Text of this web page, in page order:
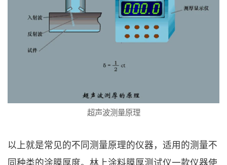
超声波测量原理
以上就是常见的不同测量原理的仪器，适用的测量不
同种类的涂膜厚度。林上涂料膜厚测试仪一款仪器使